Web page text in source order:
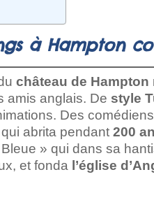
à Hampton
château de Hampton
amis anglais. De style
Des
qui abrita pendant200
» qui dans sa
et fonda l’église